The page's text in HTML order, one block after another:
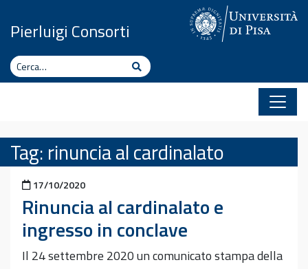
Pierluigi Consorti
Cerca Cerca
Tag: rinuncia al cardinalato
Pubblicato il
17/10/2020
Rinuncia al cardinalato e
ingresso in conclave
Il 24 settembre 2020 un comunicato stampa della